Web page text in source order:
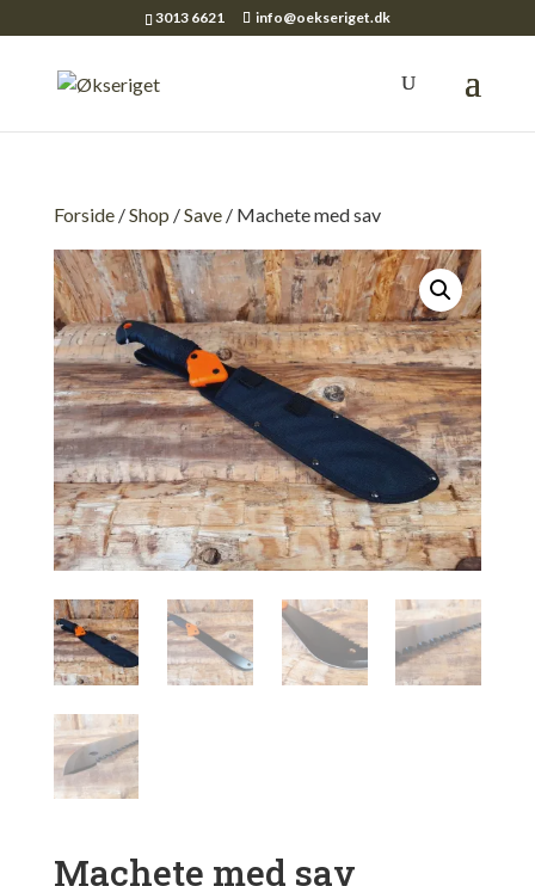
3013 6621 info@oekseriget.dk
Forside/Shop /Save/ Machete med sav
Machete med sav